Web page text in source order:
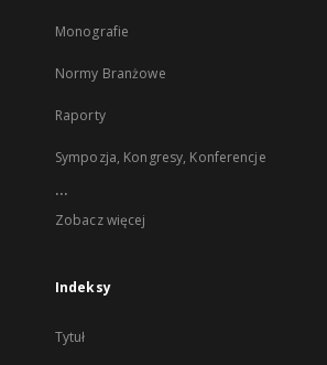
Monografie
Normy Branżowe
Raporty
Sympozja, Kongresy, Konferencje
...
Zobacz więcej
Indeksy
Tytuł